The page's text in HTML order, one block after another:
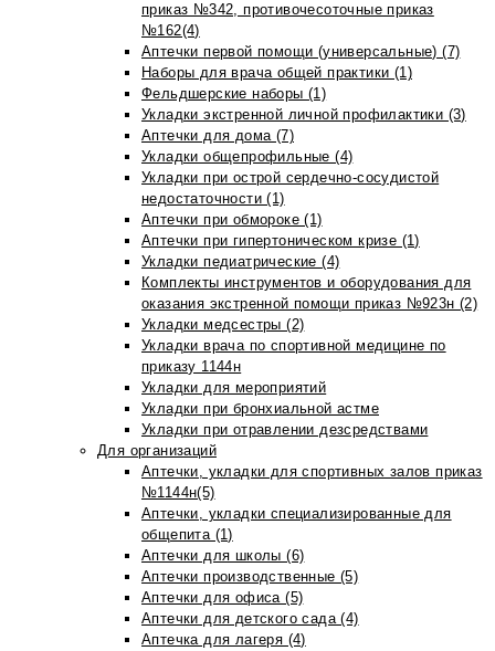
приказ №342, противочесоточные приказ
№162(4)
Аптечки первой помощи (универсальные) (7)
Наборы для врача общей практики (1)
Фельдшерские наборы (1)
Укладки экстренной личной профилактики (3)
Аптечки для дома (7)
Укладки общепрофильные (4)
Укладки при острой сердечно-сосудистой
недостаточности (1)
Аптечки при обмороке (1)
Аптечки при гипертоническом кризе (1)
Укладки педиатрические (4)
Комплекты инструментов и оборудования для
оказания экстренной помощи приказ №923н (2)
Укладки медсестры (2)
Укладки врача по спортивной медицине по
приказу 1144н
Укладки для мероприятий
Укладки при бронхиальной астме
Укладки при отравлении дезсредствами
Для организаций
Аптечки, укладки для спортивных залов приказ
№1144н(5)
Аптечки, укладки специализированные для
общепита (1)
Аптечки для школы (6)
Аптечки производственные (5)
Аптечки для офиса (5)
Аптечки для детского сада (4)
Аптечка для лагеря (4)